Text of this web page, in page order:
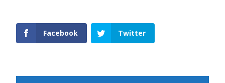
Facebook Twitter